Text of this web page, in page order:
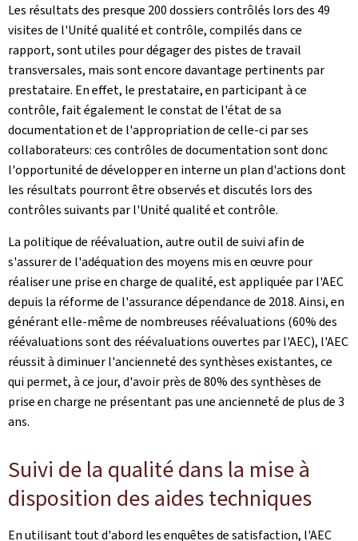
Les résultats des presque 200 dossiers contrôlés lors des 49
visites de l'Unité qualité et contrôle, compilés dans ce
rapport, sont utiles pour dégager des pistes de travail
transversales, mais sont encore davantage pertinents par
prestataire. En effet, le prestataire, en participant à ce
contrôle, fait également le constat de l'état de sa
documentation et de l'appropriation de celle-ci par ses
collaborateurs: ces contrôles de documentation sont donc
l'opportunité de développer en interne un plan d'actions dont
les résultats pourront être observés et discutés lors des
contrôles suivants par l'Unité qualité et contrôle.
La politique de réévaluation, autre outil de suivi afin de
s'assurer de l'adéquation des moyens mis en œuvre pour
réaliser une prise en charge de qualité, est appliquée par l'AEC
depuis la réforme de l'assurance dépendance de 2018. Ainsi, en
générant elle-même de nombreuses réévaluations (60% des
réévaluations sont des réévaluations ouvertes par l'AEC), l'AEC
réussit à diminuer l'ancienneté des synthèses existantes, ce
qui permet, à ce jour, d'avoir près de 80% des synthèses de
prise en charge ne présentant pas une ancienneté de plus de 3
ans.
Suivi de la qualité dans la mise à
disposition des aides techniques
En utilisant tout d'abord les enquêtes de satisfaction, l'AEC